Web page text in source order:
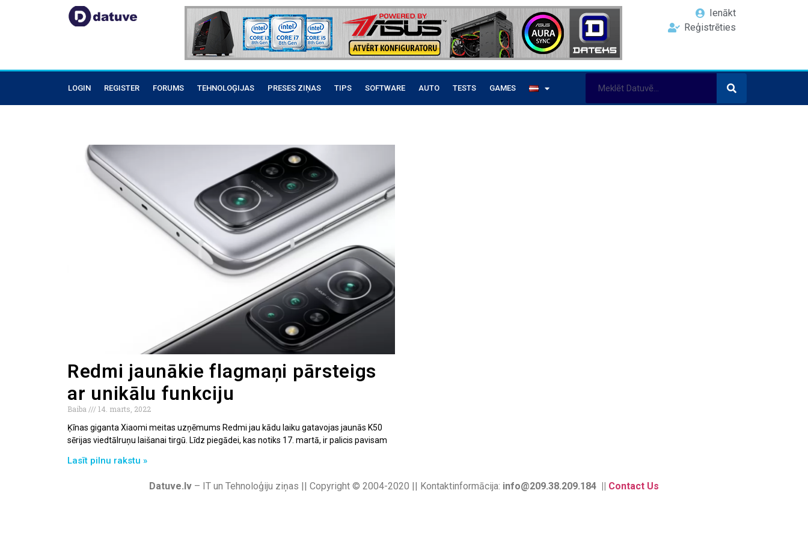
Ienākt
Reģistrēties
LOGIN REGISTER FORUMS TEHNOLOĢIJAS PRESES ZIŅAS TIPS SOFTWARE AUTO TESTS GAMES
Redmi jaunākie flagmaņi pārsteigs
ar unikālu funkciju
Baiba
14. marts, 2022
Ķīnas giganta Xiaomi meitas uzņēmums Redmi jau kādu laiku gatavojas jaunās K50
sērijas viedtālruņu laišanai tirgū. Līdz piegādei, kas notiks 17. martā, ir palicis pavisam
Lasīt pilnu rakstu »
Datuve.lv – IT un Tehnoloģiju ziņas || Copyright © 2004-2020 || Kontaktinformācija: info@209.38.209.184 || Contact Us